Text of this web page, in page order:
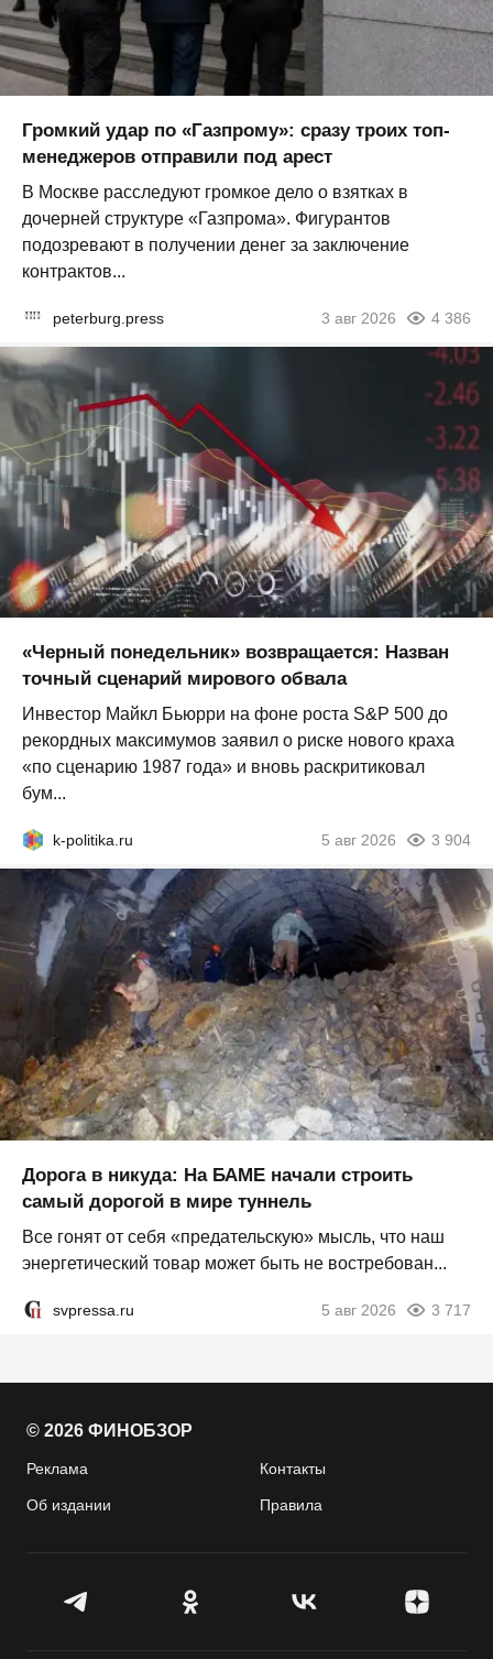
Громкий удар по «Газпрому»: сразу троих топ-
менеджеров отправили под арест
В Москве расследуют громкое дело о взятках в
дочерней структуре «Газпрома». Фигурантов
подозревают в получении денег за заключение
контрактов...
peterburg.press 3 авг 2026 4 386
«Черный понедельник» возвращается: Назван
точный сценарий мирового обвала
Инвестор Майкл Бьюрри на фоне роста S&P 500 до
рекордных максимумов заявил о риске нового краха
«по сценарию 1987 года» и вновь раскритиковал
бум...
k-politika.ru 5 авг 2026 3 904
Дорога в никуда: На БАМЕ начали строить
самый дорогой в мире туннель
Все гонят от себя «предательскую» мысль, что наш
энергетический товар может быть не востребован...
svpressa.ru 5 авг 2026 3 717
© 2026 ФИНОБЗОР
Реклама Контакты
Об издании Правила